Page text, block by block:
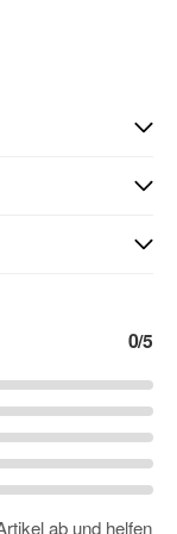
0/5
ab und helfen